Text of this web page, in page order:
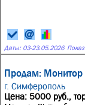
Даты: 03-23.05.2026
Продам: Монитор
г. Симферополь
Цена: 5000 руб.,